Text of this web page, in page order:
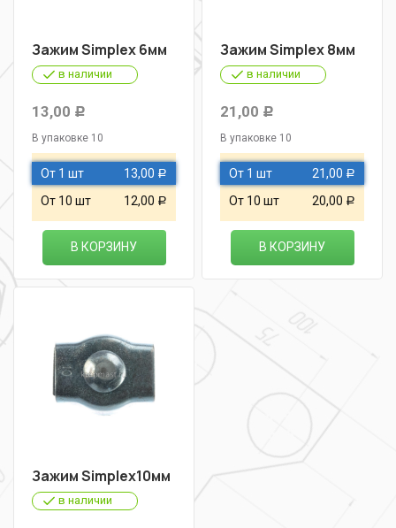
Зажим Simplex 6мм
в наличии
13,00 Р
В упаковке 10
От 1 шт 13,00 Р
От 10 шт 12,00 Р
В КОРЗИНУ
Зажим Simplex 8мм
в наличии
21,00 Р
В упаковке 10
От 1 шт 21,00 Р
От 10 шт 20,00 Р
В КОРЗИНУ
Зажим Simplex10мм
в наличии